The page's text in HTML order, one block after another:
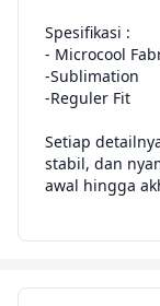
Spesifikasi :
- Microcool
-Sublimation
-Reguler Fit
Setiap
stabil, dan
awal hingga